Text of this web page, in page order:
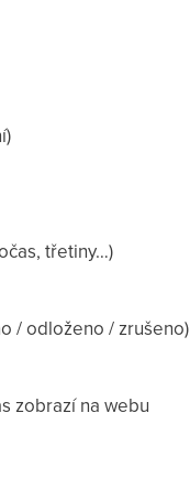
třetiny…)
/ odloženo / zrušeno)
zobrazí na webu